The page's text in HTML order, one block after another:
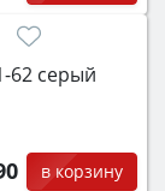
62 серый
в корзину